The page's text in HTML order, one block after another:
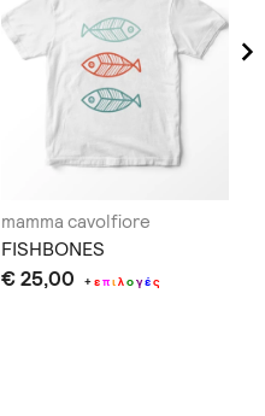
mamma cavolfiore
FISHBONES
€ 25,00 +επιλογές